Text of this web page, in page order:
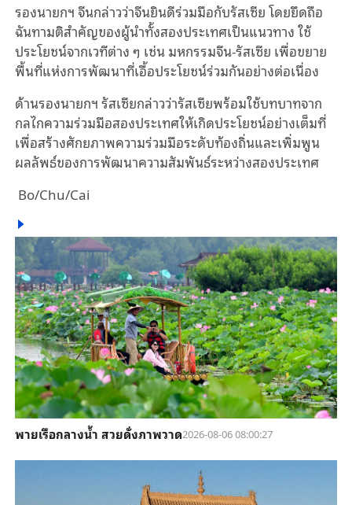
รองนายกฯ จีนกล่าวว่าจีนยินดีร่วมมือกับรัสเซีย โดยยึดถือ
ฉันทามติสำคัญของผู้นำทั้งสองประเทศเป็นแนวทาง ใช้
ประโยชน์จากเวทีต่าง ๆ เช่น มหกรรมจีน-รัสเซีย เพื่อขยาย
พื้นที่แห่งการพัฒนาที่เอื้อประโยชน์ร่วมกันอย่างต่อเนื่อง
ด้านรองนายกฯ รัสเซียกล่าวว่ารัสเซียพร้อมใช้บทบาทจาก
กลไกความร่วมมือสองประเทศให้เกิดประโยชน์อย่างเต็มที่
เพื่อสร้างศักยภาพความร่วมมือระดับท้องถิ่นและเพิ่มพูน
ผลลัพธ์ของการพัฒนาความสัมพันธ์ระหว่างสองประเทศ
Bo/Chu/Cai
พายเรือกลางน้ำ สวยดั่งภาพวาด2026-08-06 08:00:27